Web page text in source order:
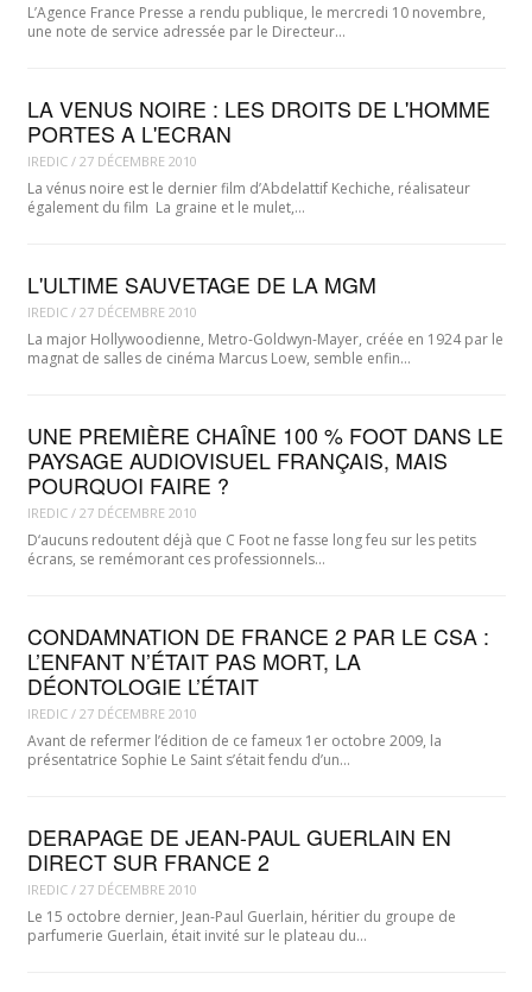
L’Agence France Presse a rendu publique, le mercredi 10 novembre,
une note de service adressée par le Directeur…
LA VENUS NOIRE : LES DROITS DE L'HOMME
PORTES A L'ECRAN
IREDIC/ 27 DÉCEMBRE 2010
La vénus noire est le dernier film d’Abdelattif Kechiche, réalisateur
également du film La graine et le mulet,…
L'ULTIME SAUVETAGE DE LA MGM
IREDIC/ 27 DÉCEMBRE 2010
La major Hollywoodienne, Metro-Goldwyn-Mayer, créée en 1924 par le
magnat de salles de cinéma Marcus Loew, semble enfin…
UNE PREMIÈRE CHAÎNE 100 % FOOT DANS LE
PAYSAGE AUDIOVISUEL FRANÇAIS, MAIS
POURQUOI FAIRE ?
IREDIC/ 27 DÉCEMBRE 2010
D‘aucuns redoutent déjà que C Foot ne fasse long feu sur les petits
écrans, se remémorant ces professionnels…
CONDAMNATION DE FRANCE 2 PAR LE CSA :
L’ENFANT N’ÉTAIT PAS MORT, LA
DÉONTOLOGIE L’ÉTAIT
IREDIC/ 27 DÉCEMBRE 2010
Avant de refermer l’édition de ce fameux 1er octobre 2009, la
présentatrice Sophie Le Saint s’était fendu d’un…
DERAPAGE DE JEAN-PAUL GUERLAIN EN
DIRECT SUR FRANCE 2
IREDIC/ 27 DÉCEMBRE 2010
Le 15 octobre dernier, Jean-Paul Guerlain, héritier du groupe de
parfumerie Guerlain, était invité sur le plateau du…